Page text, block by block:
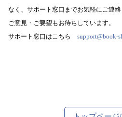
なく、サポート窓口までお気軽にご連
ご意見・ご要望もお待ちしています。
サポート窓口はこちら support@book-